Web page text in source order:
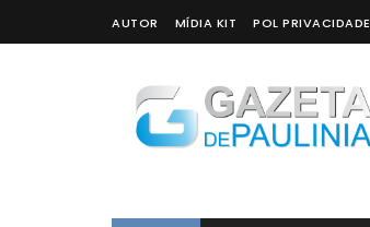
AUTOR MÍDIA KIT POL PRIVACIDADE